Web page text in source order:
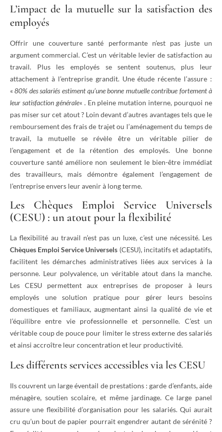
L’impact de la mutuelle sur la satisfaction des
employés
Offrir une couverture santé performante n’est pas juste un
argument commercial. C’est un véritable levier de satisfaction au
travail. Plus les employés se sentent soutenus, plus leur
attachement à l’entreprise grandit. Une étude récente l’assure :
«80% des salariés estiment qu’une bonne mutuelle contribue fortement à
leur satisfaction générale« . En pleine mutation interne, pourquoi ne
pas miser sur cet atout ? Loin devant d’autres avantages tels que le
remboursement des frais de trajet ou l’aménagement du temps de
travail, la mutuelle se révèle être un véritable pilier de
l’engagement et de la rétention des employés. Une bonne
couverture santé améliore non seulement le bien-être immédiat
des travailleurs, mais démontre également l’engagement de
l’entreprise envers leur avenir à long terme.
Les Chèques Emploi Service Universels
(CESU) : un atout pour la flexibilité
La flexibilité au travail n’est pas un luxe, c’est une nécessité. Les
Chèques Emploi Service Universels (CESU), incitatifs et adaptatifs,
facilitent les démarches administratives liées aux services à la
personne. Leur polyvalence, un véritable atout dans la manche.
Les CESU permettent aux entreprises de proposer à leurs
employés une solution pratique pour gérer leurs besoins
domestiques et familiaux, augmentant ainsi la qualité de vie et
l’équilibre entre vie professionnelle et personnelle. C’est un
véritable coup de pouce pour limiter le stress externe des salariés
et ainsi accroître leur concentration et leur productivité.
Les différents services accessibles via les CESU
Ils couvrent un large éventail de prestations : garde d’enfants, aide
ménagère, soutien scolaire, et même jardinage. Ce large panel
assure une flexibilité d’organisation pour les salariés. Qui aurait
cru qu’un bout de papier pourrait engendrer autant de sérénité ?